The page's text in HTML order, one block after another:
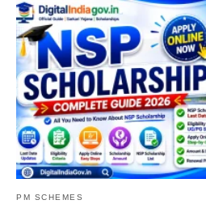
PM SCHEMES